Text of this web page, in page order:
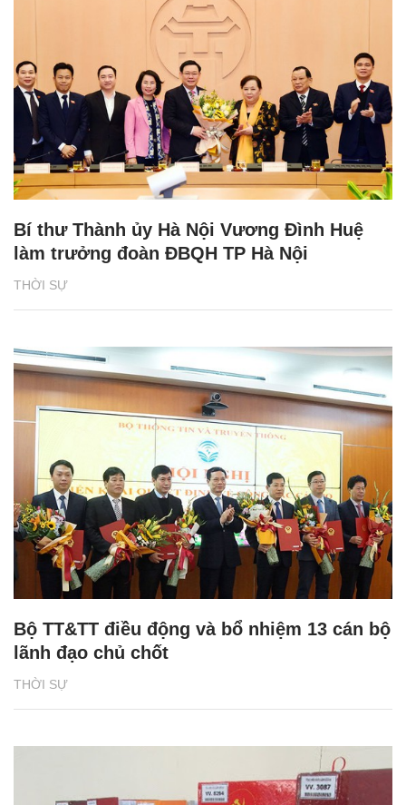
THỜI SỰ
Bí thư Thành ủy Hà Nội Vương Đình Huệ
làm trưởng đoàn ĐBQH TP Hà Nội
THỜI SỰ
Bộ TT&TT điều động và bổ nhiệm 13 cán bộ
lãnh đạo chủ chốt